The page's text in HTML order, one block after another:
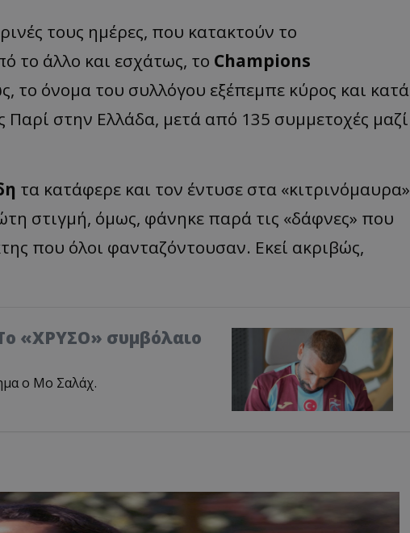
τους ημέρες, που κατακτούν το
το άλλο και εσχάτως, το Champions
το όνομα του συλλόγου εξέπεμπε κύρος και κατά
Παρί στην Ελλάδα, μετά από 135 συμμετοχές μαζί
τα κατάφερε και τον έντυσε στα «κιτρινόμαυρα»
στιγμή, όμως, φάνηκε παρά τις «δάφνες» που
που όλοι φανταζόντουσαν. Εκεί ακριβώς,
«ΧΡΥΣΟ» συμβόλαιο
ο Μο Σαλάχ.